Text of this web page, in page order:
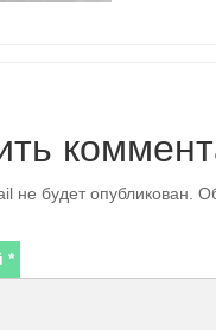
не будет опубликован.
*